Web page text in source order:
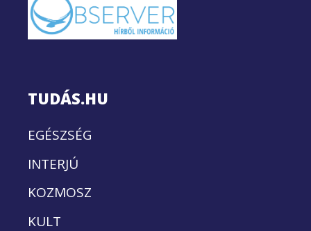
TUDÁS.HU
EGÉSZSÉG
INTERJÚ
KOZMOSZ
KULT